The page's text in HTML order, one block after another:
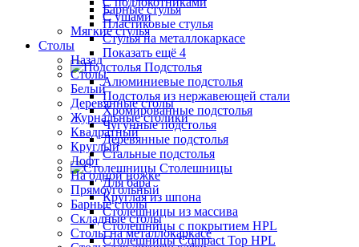
Барные стулья
Пластиковые стулья
Стулья на металлокаркасе
Показать ещё 4
Подстолья
Алюминиевые подстолья
Подстолья из нержавеющей стали
Хромированные подстолья
Чугунные подстолья
Деревянные подстолья
Стальные подстолья
Столешницы
Для бара
Круглая из шпона
Столешницы из массива
Столешницы с покрытием HPL
Столешницы Сompact Top HPL
С ушами
Мягкие стулья
Столы
Назад
Столы
Белый
Деревянные столы
Журнальные столики
Квадратный
Круглый
Лофт
На одной ножке
Прямоугольный
Барные столы
Складные столы
Столы на металлокаркасе